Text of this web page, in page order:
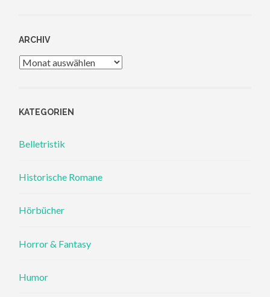
ARCHIV
Archiv
KATEGORIEN
Belletristik
Historische Romane
Hörbücher
Horror & Fantasy
Humor